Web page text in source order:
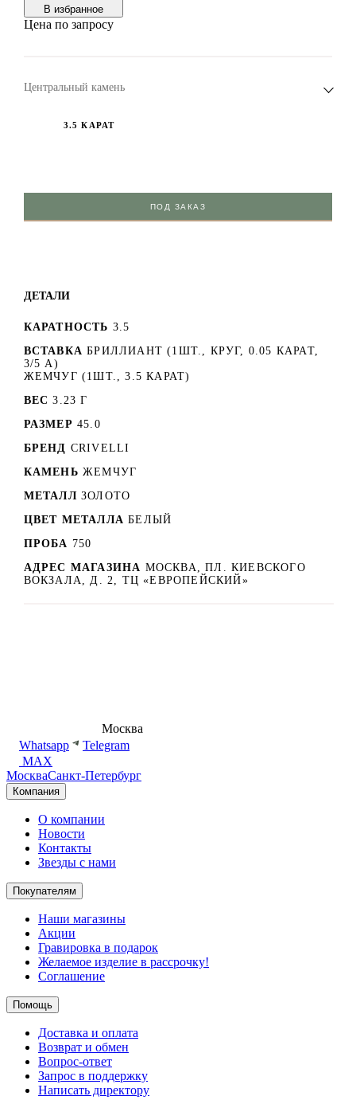
В избранноe
Цена по запросу
Центральный камень
3.5 КАРАТ
ПОД ЗАКАЗ
ДЕТАЛИ
КАРАТНОСТЬ 3.5
ВСТАВКА БРИЛЛИАНТ (1ШТ., КРУГ, 0.05 КАРАТ,
3/5 A)
ЖЕМЧУГ (1ШТ., 3.5 КАРАТ)
ВЕС 3.23 Г
РАЗМЕР 45.0
БРЕНД CRIVELLI
КАМЕНЬ ЖЕМЧУГ
МЕТАЛЛ ЗОЛОТО
ЦВЕТ МЕТАЛЛА БЕЛЫЙ
ПРОБА 750
АДРЕС МАГАЗИНА МОСКВА, ПЛ. КИЕВСКОГО
ВОКЗАЛА, Д. 2, ТЦ «ЕВРОПЕЙСКИЙ»
Москва
Whatsapp
Telegram
MAX
МоскваСанкт-Петербург
Компания
О компании
Новости
Контакты
Звезды с нами
Покупателям
Наши магазины
Акции
Гравировка в подарок
Желаемое изделие в рассрочку!
Соглашение
Помощь
Доставка и оплата
Возврат и обмен
Вопрос-ответ
Запрос в поддержку
Написать директору